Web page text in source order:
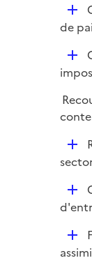
r
i
D
é
i
r
de
D
é
l
i
D
é
i
D
é
i
D
é